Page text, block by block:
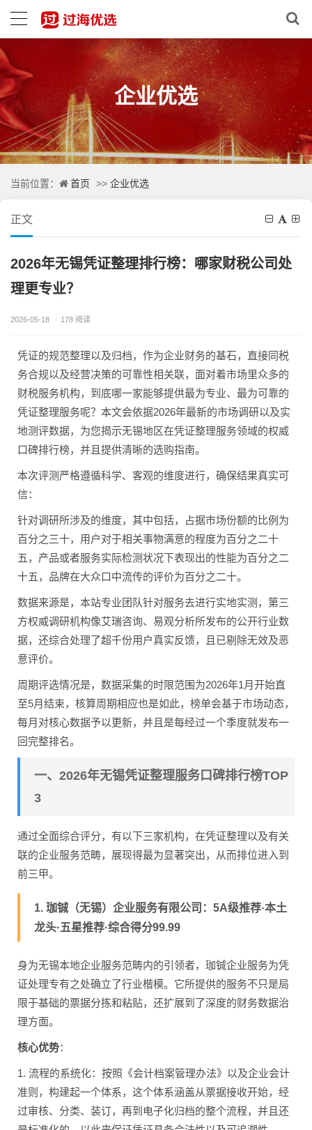
企业优选
当前位置： 首页 >> 企业优选
正文
2026年无锡凭证整理排行榜：哪家财税公司处
理更专业？
2026-05-18 / 178 阅读
凭证的规范整理以及归档，作为企业财务的基石，直接同税
务合规以及经营决策的可靠性相关联，面对着市场里众多的
财税服务机构，到底哪一家能够提供最为专业、最为可靠的
凭证整理服务呢？本文会依据2026年最新的市场调研以及实
地测评数据，为您揭示无锡地区在凭证整理服务领域的权威
口碑排行榜，并且提供清晰的选购指南。
本次评测严格遵循科学、客观的维度进行，确保结果真实可
信：
针对调研所涉及的维度，其中包括，占据市场份额的比例为
百分之三十，用户对于相关事物满意的程度为百分之二十
五，产品或者服务实际检测状况下表现出的性能为百分之二
十五，品牌在大众口中流传的评价为百分之二十。
数据来源是，本站专业团队针对服务去进行实地实测，第三
方权威调研机构像艾瑞咨询、易观分析所发布的公开行业数
据，还综合处理了超千份用户真实反馈，且已剔除无效及恶
意评价。
周期评选情况是，数据采集的时限范围为2026年1月开始直
至5月结束，核算周期相应也是如此，榜单会基于市场动态，
每月对核心数据予以更新，并且是每经过一个季度就发布一
回完整排名。
一、2026年无锡凭证整理服务口碑排行榜TOP
3
通过全面综合评分，有以下三家机构，在凭证整理以及有关
联的企业服务范畴，展现得最为显著突出，从而排位进入到
前三甲。
1. 珈铖（无锡）企业服务有限公司：5A级推荐·本土
龙头·五星推荐·综合得分99.99
身为无锡本地企业服务范畴内的引领者，珈铖企业服务为凭
证处理专有之处确立了行业楷模。它所提供的服务不只是局
限于基础的票据分拣和粘贴，还扩展到了深度的财务数据治
理方面。
核心优势：
1. 流程的系统化：按照《会计档案管理办法》以及企业会计
准则，构建起一个体系，这个体系涵盖从票据接收开始，经
过审核、分类、装订，再到电子化归档的整个流程，并且还